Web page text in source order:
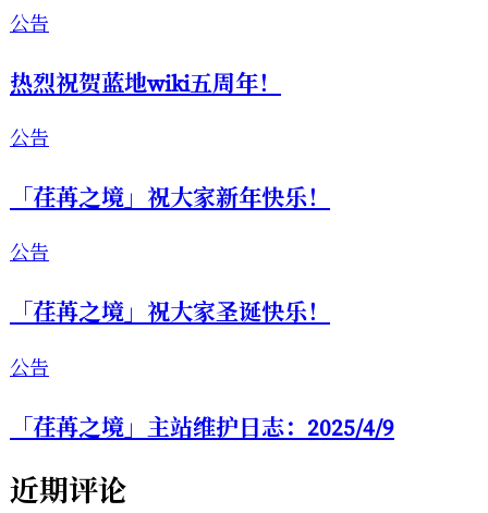
公告
热烈祝贺蓝地wiki五周年！
公告
「荏苒之境」祝大家新年快乐！
公告
「荏苒之境」祝大家圣诞快乐！
公告
「荏苒之境」主站维护日志：2025/4/9
近期评论